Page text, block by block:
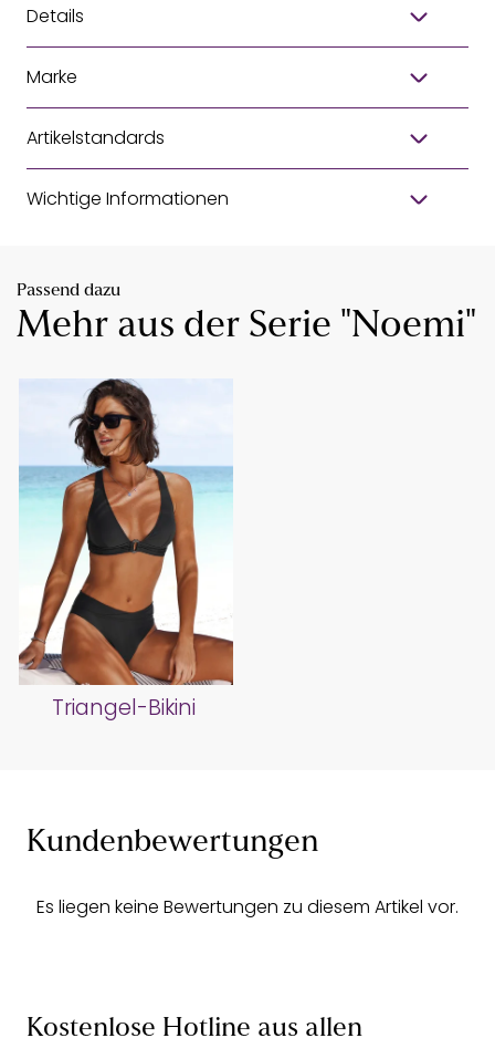
Details
Marke
Artikelstandards
Wichtige Informationen
Passend dazu
Mehr aus der Serie "Noemi"
Triangel-Bikini
Kundenbewertungen
Es liegen keine Bewertungen zu diesem Artikel vor.
Kostenlose Hotline aus allen